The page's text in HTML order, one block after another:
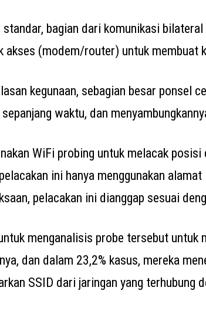
bagian dari komunikasi bilateral
(modem/router) untuk membuat
kegunaan, sebagian besar ponsel
waktu, dan
WiFi probing untuk melacak posisi
ini hanya menggunakan alamat
pelacakan ini dianggap sesuai
menganalisis probe tersebut untuk
dan dalam 23,2% kasus, mereka
SSID dari jaringan yang terhubung